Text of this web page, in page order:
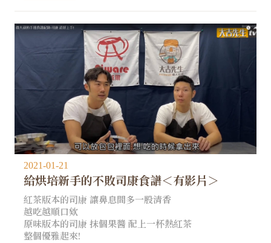
2021-01-21
給烘培新手的不敗司康食譜＜有影片＞
紅茶版本的司康 讓鼻息間多一股清香
越吃越順口欸
原味版本的司康 抹個果醬 配上一杯熱紅茶
整個優雅起來!